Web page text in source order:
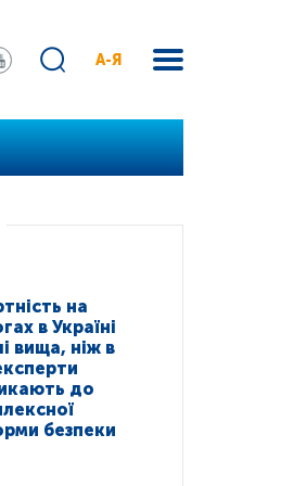
А-Я
на
в Україні
вища, ніж в
до
безпеки